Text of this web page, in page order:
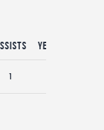
Yellow Cards
1